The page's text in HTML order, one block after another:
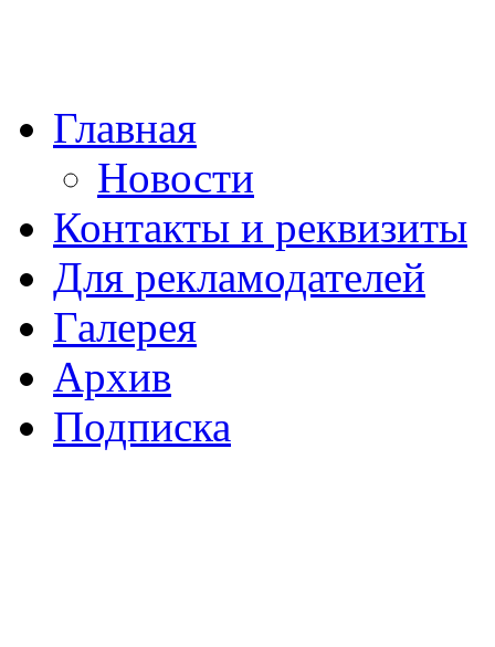
Главная
Новости
Контакты и реквизиты
Для рекламодателей
Галерея
Архив
Подписка